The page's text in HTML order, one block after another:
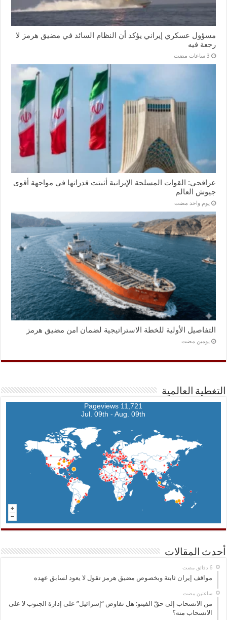
مسؤول عسكري إيراني يؤكد أن النظام السائد في مضيق هرمز لا
رجعة فيه
عراقجي: القوات المسلحة الإيرانية أثبتت قدراتها في مواجهة أقوى
جيوش العالم
‏يوم واحد مضت
التفاصيل الأولية للخطة الاستراتيجية لضمان امن مضيق هرمز
‏يومين مضت
التغطية العالمية
11,721 Pageviews
Jul. 09th - Aug. 09th
أحدث المقالات
‏6 دقائق مضت
مواقف إيران ثابتة وبخصوص مضيق هرمز تقول لا يعود لسابق عهده
‏ساعتين مضت
من الانسحاب إلى حقّ الفيتو: هل تفاوض “إسرائيل” على إدارة الجنوب لا على
الانسحاب منه؟